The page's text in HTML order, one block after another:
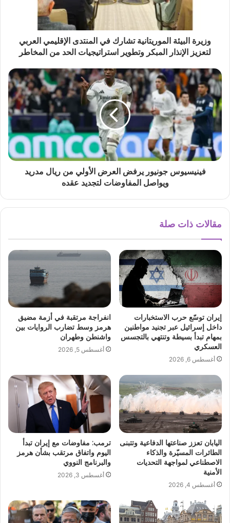
وزيرة البيئة الموريتانية تشارك في المنتدى الإقليمي العربي
لتعزيز الإنذار المبكر وتطوير استراتيجيات الحد من المخاطر
فينيسيوس جونيور يرفض العرض الأولي من ريال مدريد
ويواصل المفاوضات لتجديد عقده
مقالات ذات صلة
إيران توسّع حرب الاستخبارات
داخل إسرائيل عبر تجنيد مواطنين
بمهام تبدأ بسيطة وتنتهي بالتجسس
العسكري
أغسطس 6, 2026
انفراجة مرتقبة في أزمة مضيق
هرمز وسط تضارب الروايات بين
واشنطن وطهران
أغسطس 5, 2026
اليابان تعزز صناعتها الدفاعية وتتبنى
الطائرات المسيّرة والذكاء
الاصطناعي لمواجهة التحديات
الأمنية
أغسطس 4, 2026
ترمب: مفاوضات مع إيران تبدأ
اليوم واتفاق مرتقب بشأن هرمز
والبرنامج النووي
أغسطس 3, 2026